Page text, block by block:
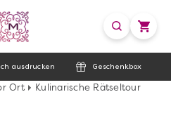
ausdrucken Geschenkbox
Ort
Kulinarische Rätseltour